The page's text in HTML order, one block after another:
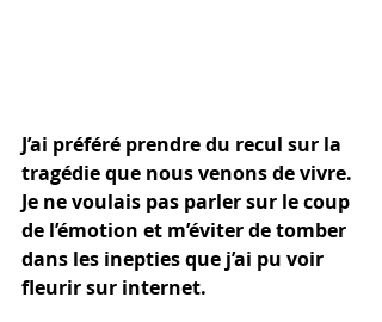
J’ai préféré prendre du recul sur la
tragédie que nous venons de vivre.
Je ne voulais pas parler sur le coup
de l’émotion et m’éviter de tomber
dans les inepties que j’ai pu voir
fleurir sur internet.